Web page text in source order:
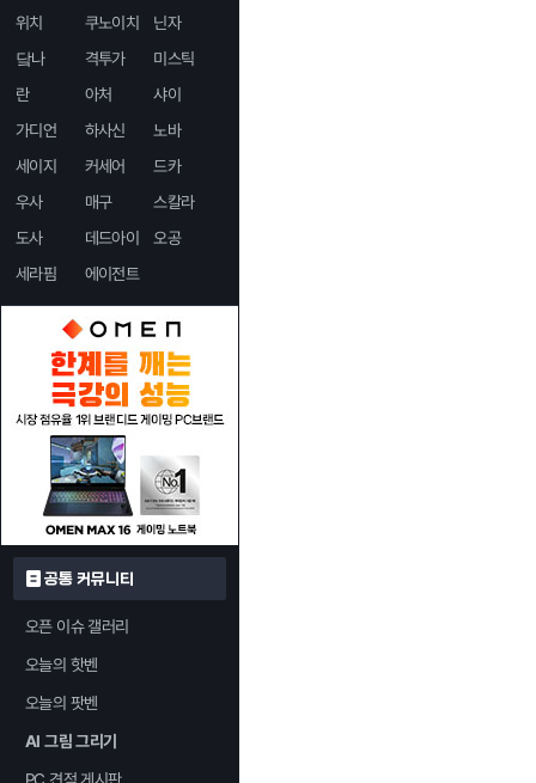
위치 쿠노이치
닌자
닼나
격투가
미스틱
란
아처
샤이
가디언
하사신
노바
세이지
커세어
드카
우사
매구
스칼라
도사
데드아이
오공
세라핌
에이전트
공통 커뮤니티
오픈 이슈 갤러리
오늘의 핫벤
오늘의 팟벤
AI 그림 그리기